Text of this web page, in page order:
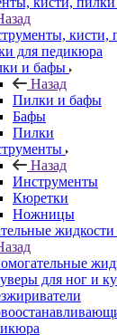
кисти,
для педикюра
и бафы
Назад
Пилки и бафы
Бафы
Пилки
Назад
Инструменты
Кюретки
Ножницы
жидкости
для ног и